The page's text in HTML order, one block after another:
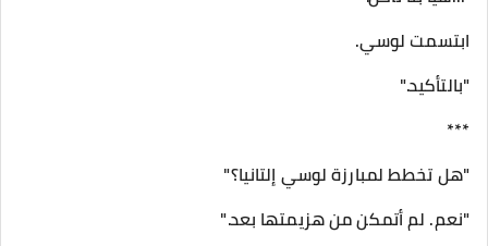
ابتسمت لوسي.
"بالتأكيد."
***
"هل تخطط لمبارزة لوسي إلتانيا؟"
"نعم. لم أتمكن من هزيمتها بعد."